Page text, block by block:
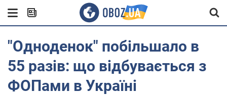
"Одноденок" побільшало в
55 разів: що відбувається з
ФОПами в Україні